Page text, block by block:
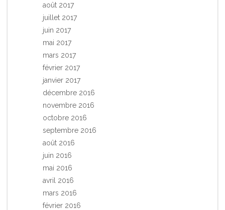
août 2017
juillet 2017
juin 2017
mai 2017
mars 2017
février 2017
janvier 2017
décembre 2016
novembre 2016
octobre 2016
septembre 2016
août 2016
juin 2016
mai 2016
avril 2016
mars 2016
février 2016